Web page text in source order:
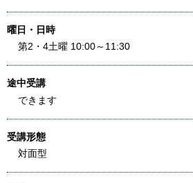
曜日・日時
第2・4土曜 10:00～11:30
途中受講
できます
受講形態
対面型